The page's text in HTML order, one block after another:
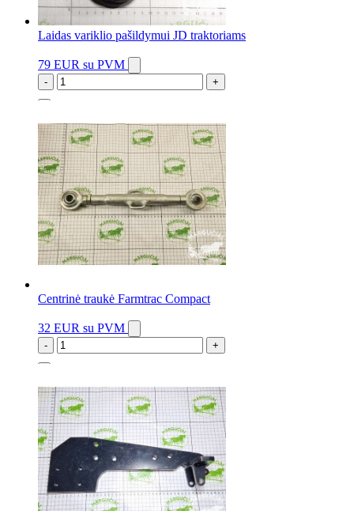
Laidas variklio pašildymui JD traktoriams
79 EUR su PVM
- +
Centrinė traukė Farmtrac Compact
32 EUR su PVM
- +